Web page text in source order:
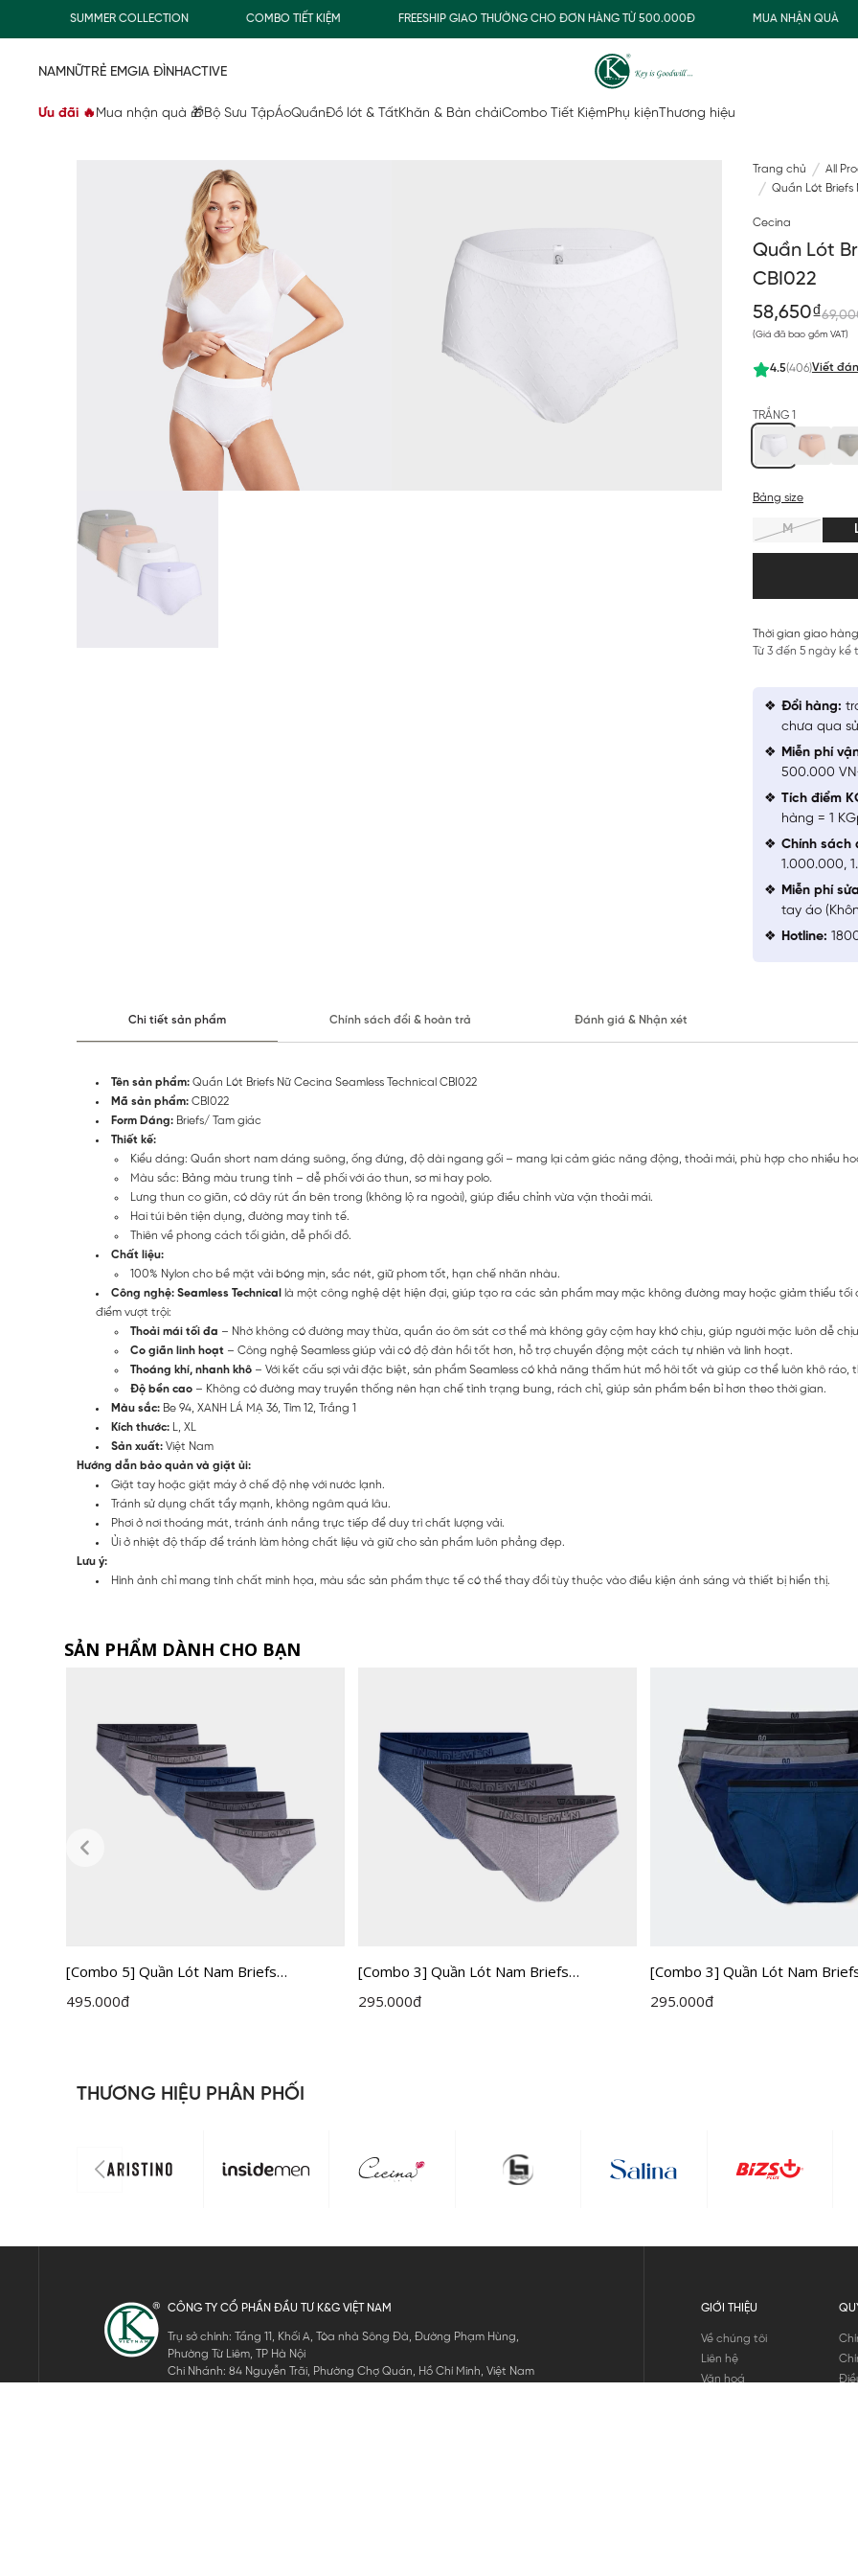
SUMMER COLLECTION COMBO TIẾT KIỆM FREESHIP GIAO THƯỜNG CHO ĐƠN HÀNG TỪ 500.000Đ MUA NHẬN QUÀ
NAMNỮTRẺ EMGIA ĐÌNHACTIVE
Ưu đãi 🔥 Mua nhận quà 🎁Bộ Sưu TậpÁoQuầnĐồ lót & TấtKhăn & Bàn chảiCombo Tiết KiệmPhụ kiện Thương hiệu
Trang chủ
All
Quần Lót Briefs
Cecina
Quần Lót
CBI022
58,650₫
(Giá đã bao gồm VAT)
4.5(406)Viết
TRẮNG 1
Bảng size
M
Thời gian giao
Từ 3 đến 5 ngày
Đổi hàng:
chưa qua
Miễn phí
500.000
Tích điểm
hàng = 1
Chính sách
1.000.000,
Miễn phí
tay áo
Hotline:
Chi tiết sản phẩm Chính sách đổi & hoàn trả Đánh giá & Nhận xét
Tên sản phẩm: Quần Lót Briefs Nữ Cecina Seamless Technical CBI022
Mã sản phẩm: CBI022
Form Dáng: Briefs/ Tam giác
Thiết kế:
Kiểu dáng: Quần short nam dáng suông, ống đứng, độ dài ngang gối – mang lại cảm giác năng động, thoải mái, phù hợp cho nhiều
Màu sắc: Bảng màu trung tính – dễ phối với áo thun, sơ mi hay polo.
Lưng thun co giãn, có dây rút ẩn bên trong (không lộ ra ngoài), giúp điều chỉnh vừa vặn thoải mái.
Hai túi bên tiện dụng, đường may tinh tế.
Thiên về phong cách tối giản, dễ phối đồ.
Chất liệu:
100% Nylon cho bề mặt vải bóng mịn, sắc nét, giữ phom tốt, hạn chế nhăn nhàu.
Công nghệ: Seamless Technical là một công nghệ dệt hiện đại, giúp tạo ra các sản phẩm may mặc không đường may hoặc giảm thiểu
điểm vượt trội:
Thoải mái tối đa – Nhờ không có đường may thừa, quần áo ôm sát cơ thể mà không gây cộm hay khó chịu, giúp người mặc luôn dễ
Co giãn linh hoạt – Công nghệ Seamless giúp vải có độ đàn hồi tốt hơn, hỗ trợ chuyển động một cách tự nhiên và linh hoạt.
Thoáng khí, nhanh khô – Với kết cấu sợi vải đặc biệt, sản phẩm Seamless có khả năng thấm hút mồ hôi tốt và giúp cơ thể luôn khô ráo,
Độ bền cao – Không có đường may truyền thống nên hạn chế tình trạng bung, rách chỉ, giúp sản phẩm bền bỉ hơn theo thời gian.
Màu sắc: Be 94, XANH LÁ MẠ 36, Tím 12, Trắng 1
Kích thước: L, XL
Sản xuất: Việt Nam
Hướng dẫn bảo quản và giặt ủi:
Giặt tay hoặc giặt máy ở chế độ nhẹ với nước lạnh.
Tránh sử dụng chất tẩy mạnh, không ngâm quá lâu.
Phơi ở nơi thoáng mát, tránh ánh nắng trực tiếp để duy trì chất lượng vải.
Ủi ở nhiệt độ thấp để tránh làm hỏng chất liệu và giữ cho sản phẩm luôn phẳng đẹp.
Lưu ý:
Hình ảnh chỉ mang tính chất minh họa, màu sắc sản phẩm thực tế có thể thay đổi tùy thuộc vào điều kiện ánh sáng và thiết bị hiển thị.
SẢN PHẨM DÀNH CHO BẠN
[Combo 5] Quần Lót Nam Briefs
Insidemen IBF005EXP05
495.000đ
[Combo 3] Quần Lót Nam Briefs
Insidemen IBF005EXP03
295.000đ
[Combo 3] Quần Lót Nam
Insidemen IBF001EXP03
295.000đ
THƯƠNG HIỆU PHÂN PHỐI
CÔNG TY CỔ PHẦN ĐẦU TƯ K&G VIỆT NAM
Trụ sở chính: Tầng 11, Khối A, Tòa nhà Sông Đà, Đường Phạm Hùng,
Phường Từ Liêm, TP Hà Nội
Chi Nhánh: 84 Nguyễn Trãi, Phường Chợ Quán, Hồ Chí Minh, Việt Nam
GIỚI THIỆU
Về chúng tôi
Liên hệ
Văn hoá